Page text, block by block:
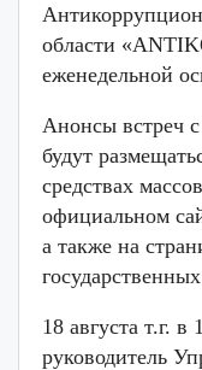
области
еженедельной
Анонсы встреч
будут
средствах
официальном
а также на
18 августа т.г. в
руководитель